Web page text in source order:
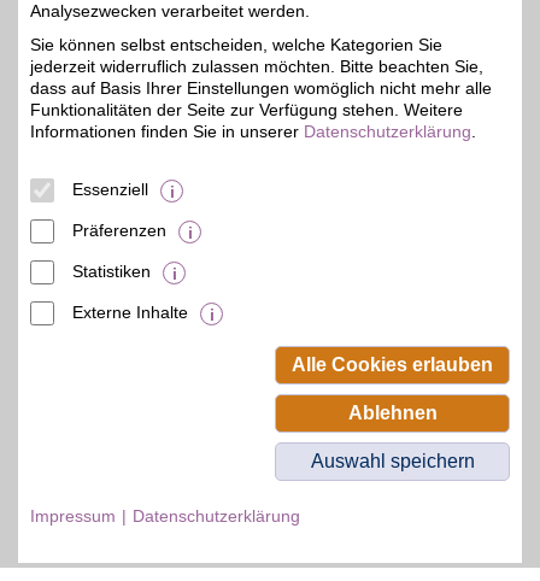
Zum Partnerprofil
© BSW Verbraucher-Service
Analysezwecken verarbeitet werden.
Sie können selbst entscheiden, welche Kategorien Sie
jederzeit widerruflich zulassen möchten. Bitte beachten Sie,
dass auf Basis Ihrer Einstellungen womöglich nicht mehr alle
Funktionalitäten der Seite zur Verfügung stehen. Weitere
Informationen finden Sie in unserer Datenschutzerklärung
Essenziell
Präferenzen
Statistiken
Externe Inhalte
Alle Cookies erlauben
Ablehnen
Auswahl speichern
Impressum Datenschutzerklärung